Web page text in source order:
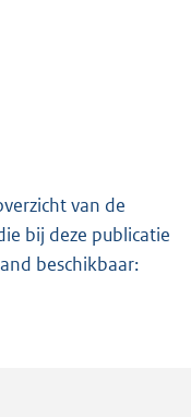
van de
bij deze publicatie
beschikbaar: